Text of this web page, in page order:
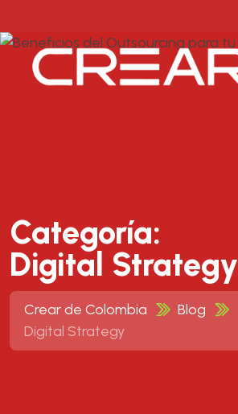
Categoría:
Digital Strategy
Crear de Colombia
Blog
Digital Strategy